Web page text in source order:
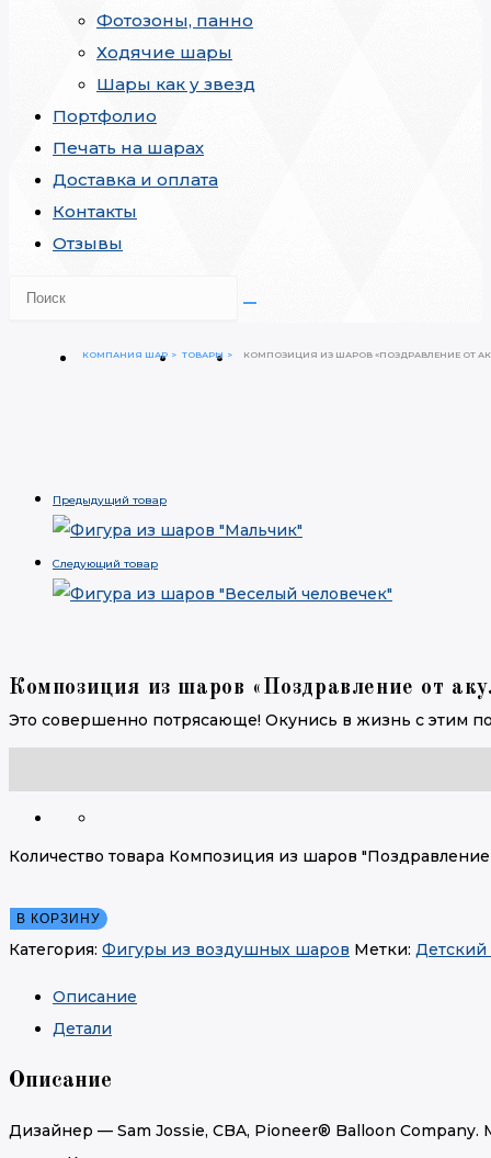
Фотозоны, панно
Ходячие шары
Шары как у звезд
Портфолио
Печать на шарах
Доставка и оплата
Контакты
Отзывы
КОМПАНИЯ ШАР ТОВАРЫ КОМПОЗИЦИЯ ИЗ ШАРОВ «ПОЗДРАВЛЕНИЕ ОТ
Предыдущий товар
Следующий товар
Композиция из шаров «Поздравление от
Это совершенно потрясающе! Окунись в жизнь с этим
Количество товара Композиция из шаров "Поздравление
В КОРЗИНУ
Категория: Фигуры из воздушных шаров Метки:
Описание
Детали
Описание
Дизайнер — Sam Jossie, CBA, Pioneer® Balloon Company.